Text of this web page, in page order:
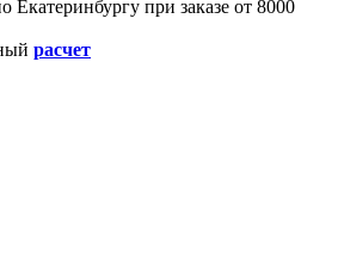
Екатеринбургу при заказе от 8000
расчет